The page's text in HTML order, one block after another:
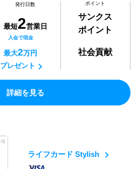
発行日数
最短2営業日
ポイント
サンクス
ポイント
入会で現金
最大2万円
プレゼント
社会貢献
詳細を見る
ライフカード Stylish